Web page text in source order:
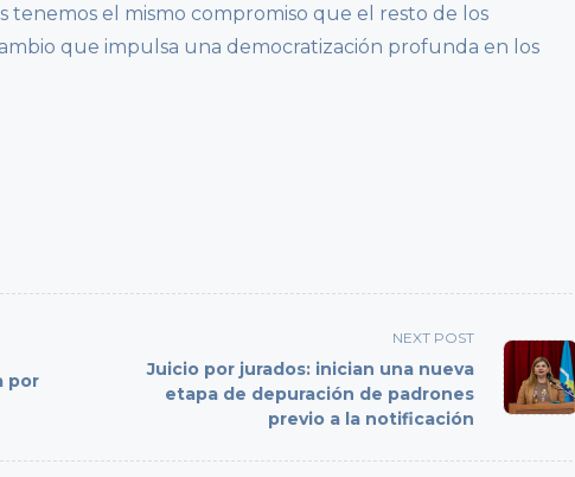
tenemos el mismo compromiso que el resto de los
que impulsa una democratización profunda en los
por
NEXT POST
Juicio por jurados: inician una nueva
etapa de depuración de padrones
previo a la notificación